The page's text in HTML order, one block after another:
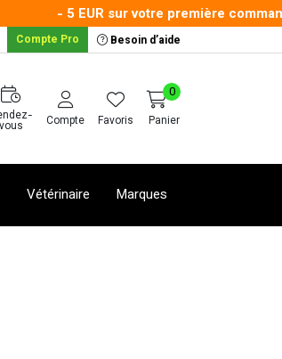
- 5 EUR sur votre première
Compte Pro Besoin d’aide
vous Compte Favoris Panier
0
Vétérinaire Marques